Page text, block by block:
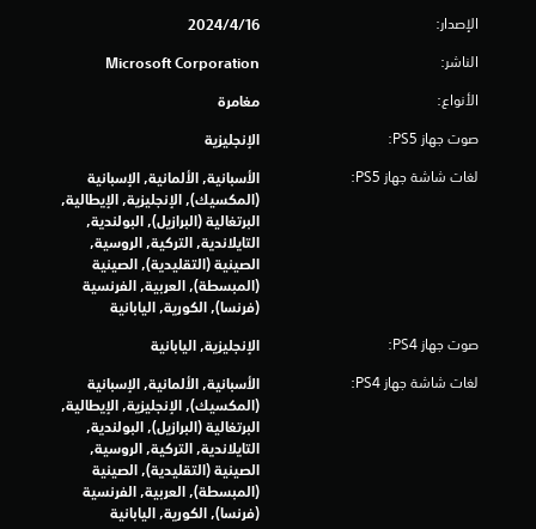
ن
ا
ل
ق
ي
ي
م
الإصدار: 16‏/4‏/2024
الناشر: Microsoft Corporation
الأنواع: مغامرة
صوت جهاز PS5: الإنجليزية
لغات شاشة جهاز PS5:
الأسبانية, الألمانية, الإسبانية
(المكسيك), الإنجليزية, الإيطالية,
البرتغالية (البرازيل), البولندية,
التايلاندية, التركية, الروسية,
الصينية (التقليدية), الصينية
(المبسطة), العربية, الفرنسية
(فرنسا), الكورية, اليابانية
صوت جهاز PS4: الإنجليزية, اليابانية
لغات شاشة جهاز PS4:
الأسبانية, الألمانية, الإسبانية
(المكسيك), الإنجليزية, الإيطالية,
البرتغالية (البرازيل), البولندية,
التايلاندية, التركية, الروسية,
الصينية (التقليدية), الصينية
(المبسطة), العربية, الفرنسية
(فرنسا), الكورية, اليابانية